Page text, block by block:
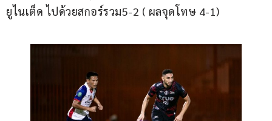
ยูไนเต็ด ไปด้วยสกอร์รวม5-2 ( ผลจุดโทษ 4-1)